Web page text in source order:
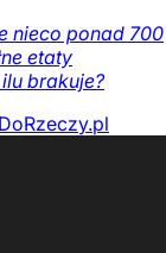
nieco ponad 700
etaty
brakuje?